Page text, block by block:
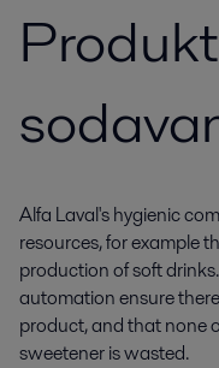
Alfa Laval's hygienic
resources, for example
production of soft
automation ensure
product, and that none
sweetener is wasted.